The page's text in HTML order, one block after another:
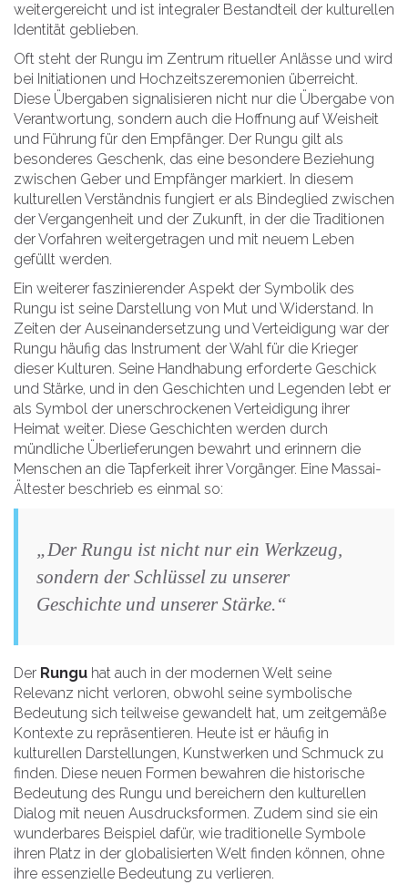
weitergereicht und ist integraler Bestandteil der kulturellen
Identität geblieben.
Oft steht der Rungu im Zentrum ritueller Anlässe und wird
bei Initiationen und Hochzeitszeremonien überreicht.
Diese Übergaben signalisieren nicht nur die Übergabe von
Verantwortung, sondern auch die Hoffnung auf Weisheit
und Führung für den Empfänger. Der Rungu gilt als
besonderes Geschenk, das eine besondere Beziehung
zwischen Geber und Empfänger markiert. In diesem
kulturellen Verständnis fungiert er als Bindeglied zwischen
der Vergangenheit und der Zukunft, in der die Traditionen
der Vorfahren weitergetragen und mit neuem Leben
gefüllt werden.
Ein weiterer faszinierender Aspekt der Symbolik des
Rungu ist seine Darstellung von Mut und Widerstand. In
Zeiten der Auseinandersetzung und Verteidigung war der
Rungu häufig das Instrument der Wahl für die Krieger
dieser Kulturen. Seine Handhabung erforderte Geschick
und Stärke, und in den Geschichten und Legenden lebt er
als Symbol der unerschrockenen Verteidigung ihrer
Heimat weiter. Diese Geschichten werden durch
mündliche Überlieferungen bewahrt und erinnern die
Menschen an die Tapferkeit ihrer Vorgänger. Eine Massai-
Ältester beschrieb es einmal so:
„Der Rungu ist nicht nur ein Werkzeug,
sondern der Schlüssel zu unserer
Geschichte und unserer Stärke.“
Der Rungu hat auch in der modernen Welt seine
Relevanz nicht verloren, obwohl seine symbolische
Bedeutung sich teilweise gewandelt hat, um zeitgemäße
Kontexte zu repräsentieren. Heute ist er häufig in
kulturellen Darstellungen, Kunstwerken und Schmuck zu
finden. Diese neuen Formen bewahren die historische
Bedeutung des Rungu und bereichern den kulturellen
Dialog mit neuen Ausdrucksformen. Zudem sind sie ein
wunderbares Beispiel dafür, wie traditionelle Symbole
ihren Platz in der globalisierten Welt finden können, ohne
ihre essenzielle Bedeutung zu verlieren.